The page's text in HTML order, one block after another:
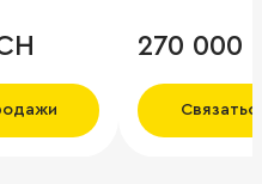
270 000